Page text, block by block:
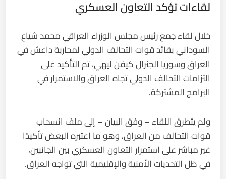
لقاءات تؤكد التعاون العسكري
خلال لقاء جمع رئيس مجلس الوزراء العراقي محمد شياع
السوداني بقائد قوات التحالف الدولي لمحاربة داعش في
العراق وسوريا الجنرال كيفن ليهي، تم التأكيد على
التزامات التحالف الدولي تجاه العراق والاستمرار في
البرامج المشتركة.
ولم يتطرق اللقاء – وفق البيان – إلى ملف انسحاب
قوات التحالف من العراق، وهو ما اعتبره البعض تأكيدًا
غير مباشر على استمرار التعاون العسكري بين الجانبين،
في ظل التحديات الأمنية والإقليمية التي تواجه العراق.